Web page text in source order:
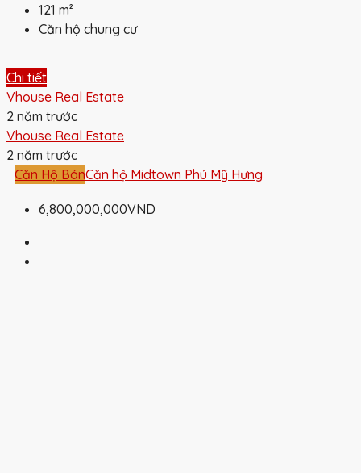
121 m²
Căn hộ chung cư
Chi tiết
Vhouse Real Estate
2 năm trước
Vhouse Real Estate
2 năm trước
Căn Hộ BánCăn hộ Midtown Phú Mỹ Hưng
6,800,000,000VND